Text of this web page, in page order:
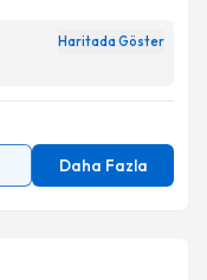
Haritada Göster
Daha Fazla